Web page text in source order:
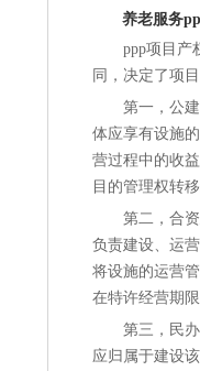
养老服务
ppp项目产
同，决定了项
第一， 公
体应享有设施
营过程中的收
目的管理权转
第二， 合
负责建设、运
将设施的运营
在特许经营期
第三， 民
应归属于建设